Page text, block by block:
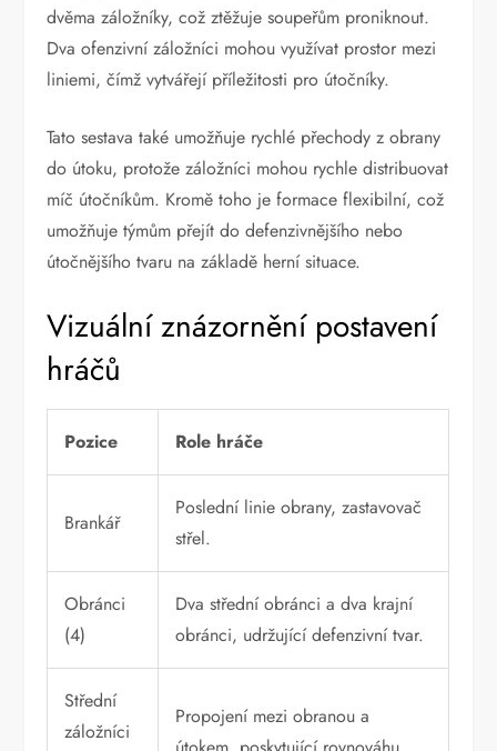
dvěma záložníky, což ztěžuje soupeřům proniknout.
Dva ofenzivní záložníci mohou využívat prostor mezi
liniemi, čímž vytvářejí příležitosti pro útočníky.
Tato sestava také umožňuje rychlé přechody z obrany
do útoku, protože záložníci mohou rychle distribuovat
míč útočníkům. Kromě toho je formace flexibilní, což
umožňuje týmům přejít do defenzivnějšího nebo
útočnějšího tvaru na základě herní situace.
Vizuální znázornění postavení
hráčů
Pozice Role hráče
Brankář
Poslední linie obrany, zastavovač
střel.
Obránci
(4)
Dva střední obránci a dva krajní
obránci, udržující defenzivní tvar.
Střední
záložníci
Propojení mezi obranou a